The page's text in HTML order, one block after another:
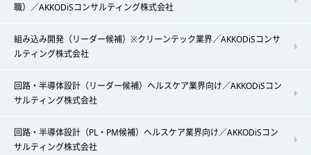
職）／AKKODiSコンサルティング株式会社
組み込み開発（リーダー候補）※クリーンテック業界／AKKODiSコンサ
ルティング株式会社
回路・半導体設計（リーダー候補）ヘルスケア業界向け／AKKODiSコン
サルティング株式会社
回路・半導体設計（PL・PM候補）ヘルスケア業界向け／AKKODiSコン
サルティング株式会社